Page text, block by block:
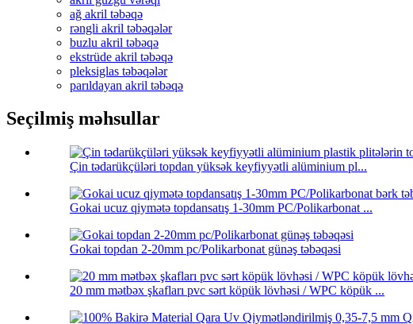
ağ akril təbəqə
rəngli akril təbəqələr
buzlu akril təbəqə
ekstrüde akril təbəqə
pleksiglas təbəqələr
parıldayan akril təbəqə
Seçilmiş məhsullar
Çin tədarükçüləri topdan yüksək keyfiyyətli alüminium pl...
Gokai ucuz qiymətə topdansatış 1-30mm PC/Polikarbonat ...
Gokai topdan 2-20mm pc/Polikarbonat günəş təbəqəsi
20 mm mətbəx şkafları pvc sərt köpük lövhəsi / WPC köpük ...